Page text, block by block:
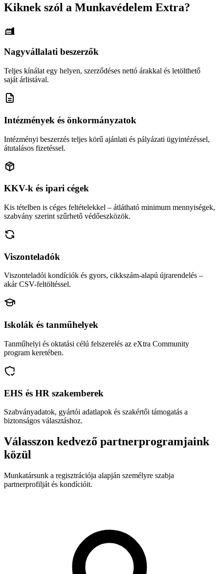
Kiknek szól a Munkavédelem Extra?
Nagyvállalati beszerzők
Teljes kínálat egy helyen, szerződéses nettó árakkal és letölthető
saját árlistával.
Intézmények és önkormányzatok
Intézményi beszerzés teljes körű ajánlati és pályázati ügyintézéssel,
átutalásos fizetéssel.
KKV-k és ipari cégek
Kis tételben is céges feltételekkel – átlátható minimum mennyiségek,
szabvány szerint szűrhető védőeszközök.
Viszonteladók
Viszonteladói kondíciók és gyors, cikkszám-alapú újrarendelés –
akár CSV-feltöltéssel.
Iskolák és tanműhelyek
Tanműhelyi és oktatási célú felszerelés az eXtra Community
program keretében.
EHS és HR szakemberek
Szabványadatok, gyártói adatlapok és szakértői támogatás a
biztonságos választáshoz.
Válasszon kedvező partnerprogramjaink
közül
Munkatársunk a regisztrációja alapján személyre szabja
partnerprofilját és kondícióit.